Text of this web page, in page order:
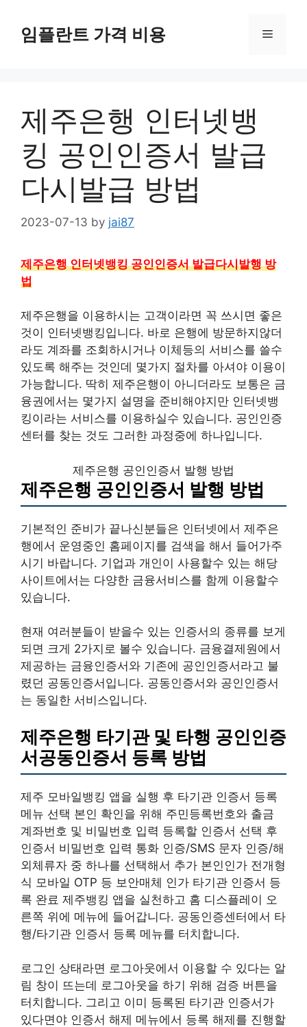
content임플란트 가격 비용 Menu
제주은행 인터넷뱅
킹 공인인증서 발급
다시발급 방법
2023-07-13 by jai87
제주은행 인터넷뱅킹 공인인증서 발급다시발행 방
법
제주은행을 이용하시는 고객이라면 꼭 쓰시면 좋은
것이 인터넷뱅킹입니다. 바로 은행에 방문하지않더
라도 계좌를 조회하시거나 이체등의 서비스를 쓸수
있도록 해주는 것인데 몇가지 절차를 아셔야 이용이
가능합니다. 딱히 제주은행이 아니더라도 보통은 금
융권에서는 몇가지 설명을 준비해야지만 인터넷뱅
킹이라는 서비스를 이용하실수 있습니다. 공인인증
센터를 찾는 것도 그러한 과정중에 하나입니다.
제주은행 공인인증서 발행 방법
제주은행 공인인증서 발행 방법
기본적인 준비가 끝나신분들은 인터넷에서 제주은
행에서 운영중인 홈페이지를 검색을 해서 들어가주
시기 바랍니다. 기업과 개인이 사용할수 있는 해당
사이트에서는 다양한 금융서비스를 함께 이용할수
있습니다.
현재 여러분들이 받을수 있는 인증서의 종류를 보게
되면 크게 2가지로 볼수 있습니다. 금융결제원에서
제공하는 금융인증서와 기존에 공인인증서라고 불
렸던 공동인증서입니다. 공동인증서와 공인인증서
는 동일한 서비스입니다.
제주은행 타기관 및 타행 공인인증
서공동인증서 등록 방법
제주 모바일뱅킹 앱을 실행 후 타기관 인증서 등록
메뉴 선택 본인 확인을 위해 주민등록번호와 출금
계좌번호 및 비밀번호 입력 등록할 인증서 선택 후
인증서 비밀번호 입력 통화 인증/SMS 문자 인증/해
외체류자 중 하나를 선택해서 추가 본인인가 전개형
식 모바일 OTP 등 보안매체 인가 타기관 인증서 등
록 완료 제주뱅킹 앱을 실천하고 홈 디스플레이 오
른쪽 위에 메뉴에 들어갑니다. 공동인증센터에서 타
행/타기관 인증서 등록 메뉴를 터치합니다.
로그인 상태라면 로그아웃에서 이용할 수 있다는 알
림 창이 뜨는데 로그아웃을 하기 위해 검증 버튼을
터치합니다. 그리고 이미 등록된 타기관 인증서가
있다면야 인증서 해제 메뉴에서 등록 해제를 진행할